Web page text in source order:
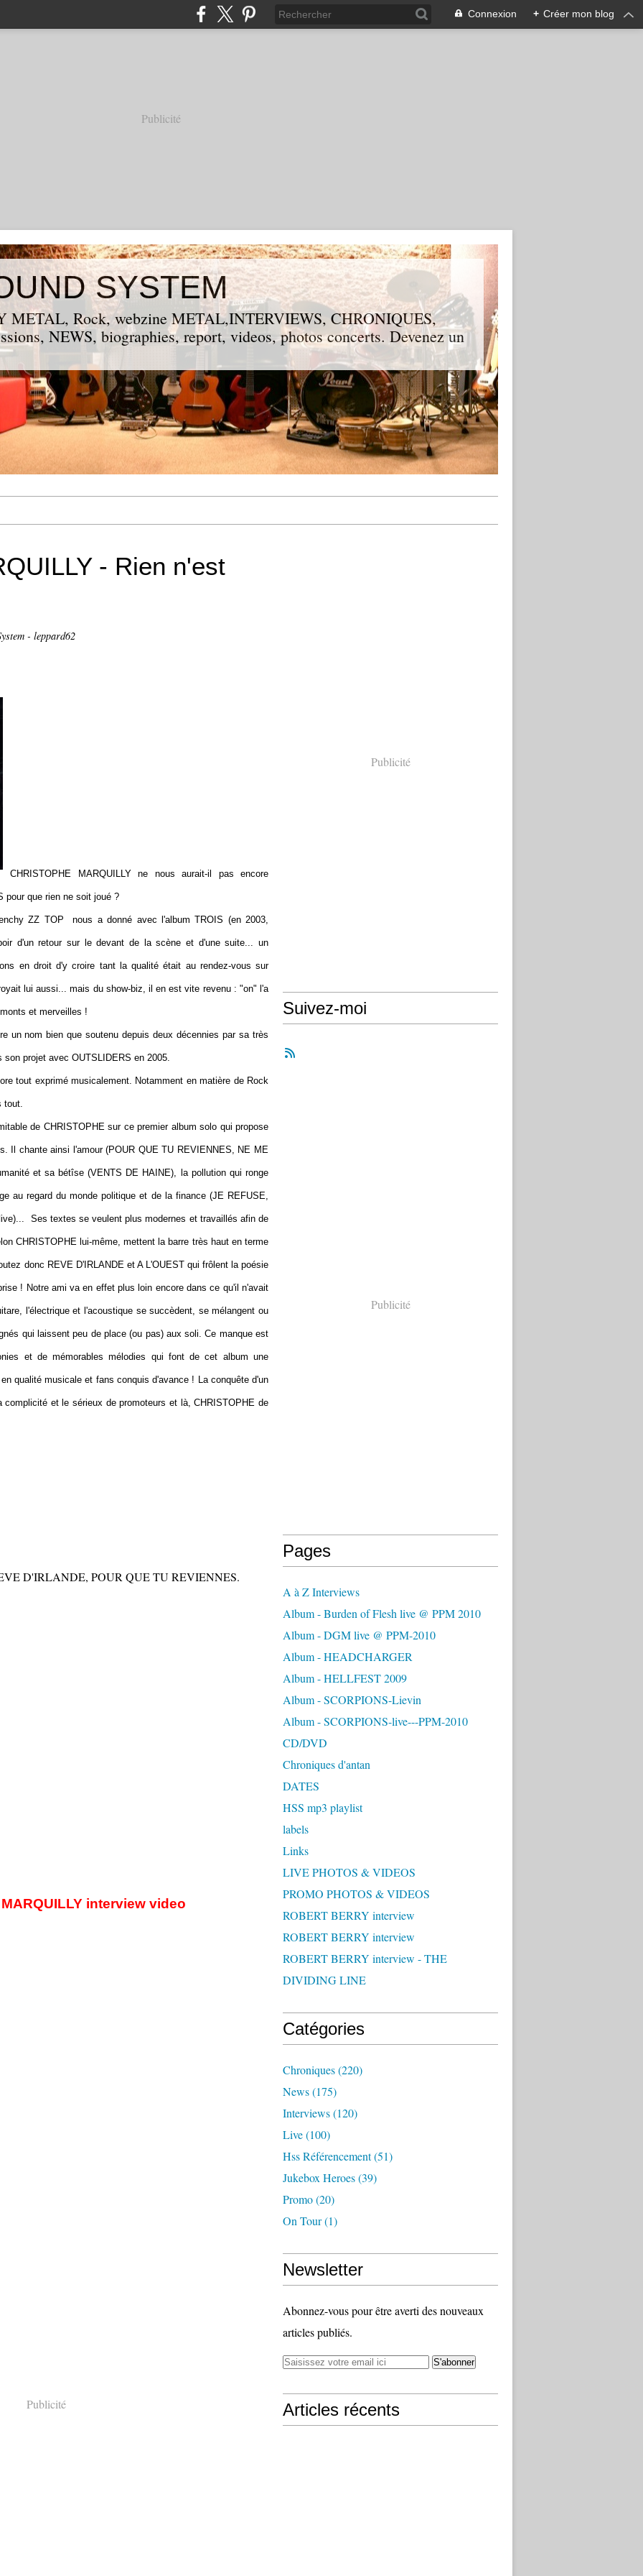
Connexion + Créer mon blog
Publicité
SYSTEM
METAL, Rock, webzine METAL,INTERVIEWS, CHRONIQUES,
NEWS, biographies, report, videos, photos concerts. Devenez un
- Rien n'est
- leppard62
CHRISTOPHE MARQUILLY ne nous aurait-il pas encore
pour que rien ne soit joué ?
ZZ TOP nous a donné avec l'album TROIS (en 2003,
d'un retour sur le devant de la scène et d'une suite... un
en droit d'y croire tant la qualité était au rendez-vous sur
lui aussi... mais du show-biz, il en est vite revenu : "on" l'a
et merveilles !
un nom bien que soutenu depuis deux décennies par sa très
projet avec OUTSLIDERS en 2005.
tout exprimé musicalement. Notamment en matière de Rock
tout.
de CHRISTOPHE sur ce premier album solo qui propose
Il chante ainsi l'amour (POUR QUE TU REVIENNES, NE ME
et sa bétîse (VENTS DE HAINE), la pollution qui ronge
au regard du monde politique et de la finance (JE REFUSE,
Ses textes se veulent plus modernes et travaillés afin de
CHRISTOPHE lui-même, mettent la barre très haut en terme
donc REVE D'IRLANDE et A L'OUEST qui frôlent la poésie
! Notre ami va en effet plus loin encore dans ce qu'il n'avait
l'électrique et l'acoustique se succèdent, se mélangent ou
qui laissent peu de place (ou pas) aux soli. Ce manque est
et de mémorables mélodies qui font de cet album une
qualité musicale et fans conquis d'avance ! La conquête d'un
et le sérieux de promoteurs et là, CHRISTOPHE de
D'IRLANDE, POUR QUE TU REVIENNES.
interview video
Publicité
Publicité
Suivez-moi
Publicité
Pages
A à Z Interviews
Album - Burden of Flesh live @ PPM 2010
Album - DGM live @ PPM-2010
Album - HEADCHARGER
Album - HELLFEST 2009
Album - SCORPIONS-Lievin
Album - SCORPIONS-live---PPM-2010
CD/DVD
Chroniques d'antan
DATES
HSS mp3 playlist
labels
Links
LIVE PHOTOS & VIDEOS
PROMO PHOTOS & VIDEOS
ROBERT BERRY interview
ROBERT BERRY interview
ROBERT BERRY interview - THE
DIVIDING LINE
Catégories
Chroniques(220)
News(175)
Interviews(120)
Live(100)
Hss Référencement(51)
Jukebox Heroes(39)
Promo(20)
On Tour(1)
Newsletter
Abonnez-vous pour être averti des nouveaux
articles publiés.
Articles récents